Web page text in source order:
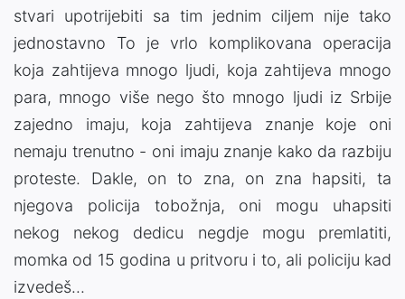
stvari upotrijebiti sa tim jednim ciljem nije tako
jednostavno To je vrlo komplikovana operacija
koja zahtijeva mnogo ljudi, koja zahtijeva mnogo
para, mnogo više nego što mnogo ljudi iz Srbije
zajedno imaju, koja zahtijeva znanje koje oni
nemaju trenutno - oni imaju znanje kako da razbiju
proteste. Dakle, on to zna, on zna hapsiti, ta
njegova policija tobožnja, oni mogu uhapsiti
nekog nekog dedicu negdje mogu premlatiti,
momka od 15 godina u pritvoru i to, ali policiju kad
izvedeš...